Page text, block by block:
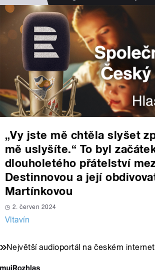
„Vy jste mě chtěla slyšet
mě uslyšíte.“ To byl
dlouholetého přátelství
Destinnovou a její
Martínkovou
2. červen 2024
Vltavín
Největší audioportál na českém